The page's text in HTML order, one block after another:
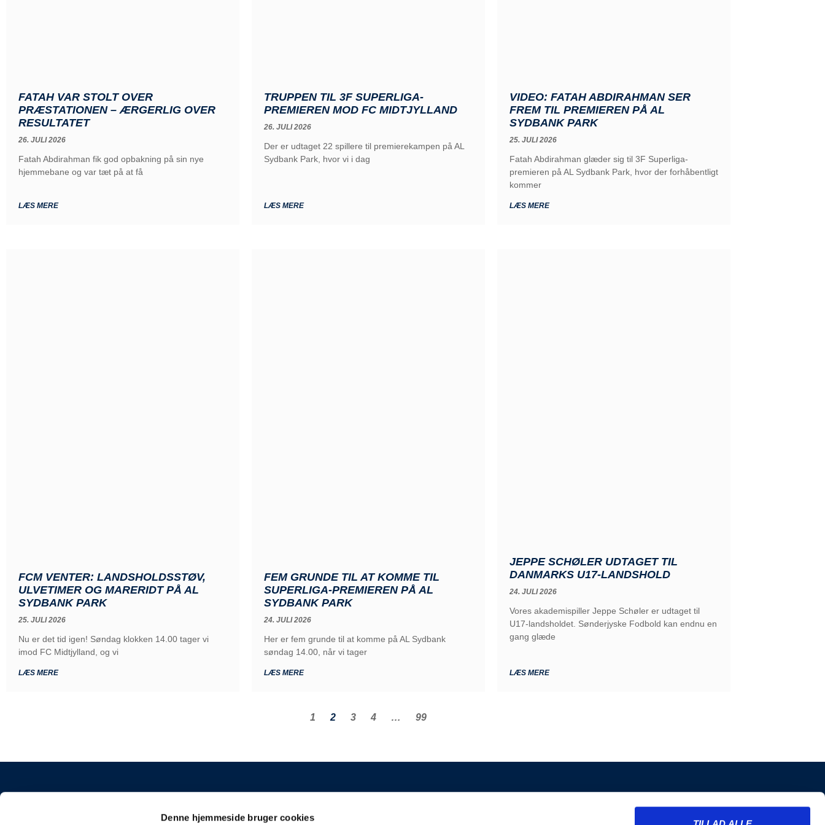
Denne hjemmeside bruger cookies
FATAH VAR STOLT OVER
PRÆSTATIONEN – ÆRGERLIG OVER
RESULTATET
26. JULI 2026
Fatah Abdirahman fik god opbakning på sin nye
hjemmebane og var tæt på at få
LÆS MERE
TRUPPEN TIL 3F SUPERLIGA-
PREMIEREN MOD FC MIDTJYLLAND
26. JULI 2026
Der er udtaget 22 spillere til premierekampen på AL
Sydbank Park, hvor vi i dag
LÆS MERE
VIDEO: FATAH ABDIRAHMAN SER
FREM TIL PREMIEREN PÅ AL
SYDBANK PARK
25. JULI 2026
Fatah Abdirahman glæder sig til 3F Superliga-
premieren på AL Sydbank Park, hvor der forhåbentligt
kommer
LÆS MERE
FCM VENTER: LANDSHOLDSSTØV,
ULVETIMER OG MARERIDT PÅ AL
SYDBANK PARK
25. JULI 2026
Nu er det tid igen! Søndag klokken 14.00 tager vi
imod FC Midtjylland, og vi
LÆS MERE
FEM GRUNDE TIL AT KOMME TIL
SUPERLIGA-PREMIEREN PÅ AL
SYDBANK PARK
24. JULI 2026
Her er fem grunde til at komme på AL Sydbank
søndag 14.00, når vi tager
LÆS MERE
JEPPE SCHØLER UDTAGET TIL
DANMARKS U17-LANDSHOLD
24. JULI 2026
Vores akademispiller Jeppe Schøler er udtaget til
U17-landsholdet. Sønderjyske Fodbold kan endnu en
gang glæde
LÆS MERE
1 2 3 4 … 99
INFORMATION